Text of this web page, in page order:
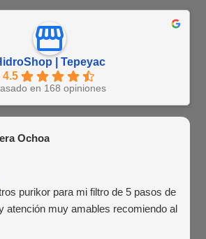
| Tepeyac
4.5
en 168 opiniones
Ochoa
purikor para mi filtro de 5 pasos de
atención muy amables recomiendo al